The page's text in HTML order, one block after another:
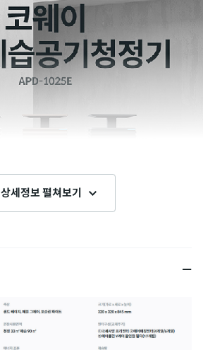
상세정보 펼쳐보기